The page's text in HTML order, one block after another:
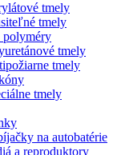
tmely
tmely
polyméry
tmely
tmely
tmely
na autobatérie
a reproduktory